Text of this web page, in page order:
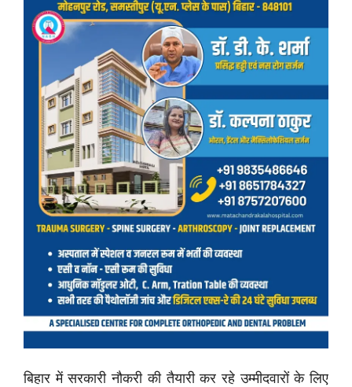
बिहार में सरकारी नौकरी की तैयारी कर रहे उम्मीदवारों के लिए